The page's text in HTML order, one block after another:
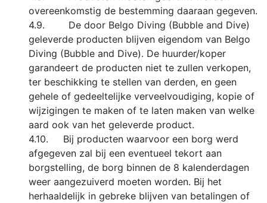
overeenkomstig de bestemming daaraan gegeven.
4.9. De door Belgo Diving (Bubble and Dive)
geleverde producten blijven eigendom van Belgo
Diving (Bubble and Dive). De huurder/koper
garandeert de producten niet te zullen verkopen,
ter beschikking te stellen van derden, en geen
gehele of gedeeltelijke verveelvoudiging, kopie of
wijzigingen te maken of te laten maken van welke
aard ook van het geleverde product.
4.10. Bij producten waarvoor een borg werd
afgegeven zal bij een eventueel tekort aan
borgstelling, de borg binnen de 8 kalenderdagen
weer aangezuiverd moeten worden. Bij het
herhaaldelijk in gebreke blijven van betalingen of